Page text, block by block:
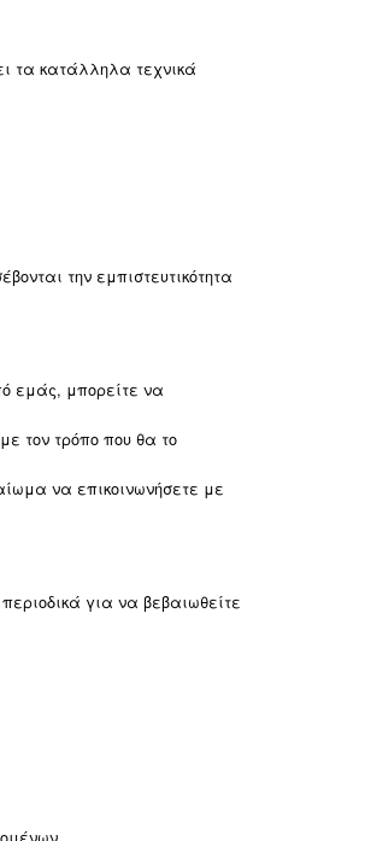
όπως απαιτείται από το
υπερβολική
πρέπει να
είναι η παροχή
ώστε να μπορεί να
δεδομένων δεν
εταιρείας.
λήψη
σκοπό, αν η
ασφαλή και έχουμε εφαρμόσει